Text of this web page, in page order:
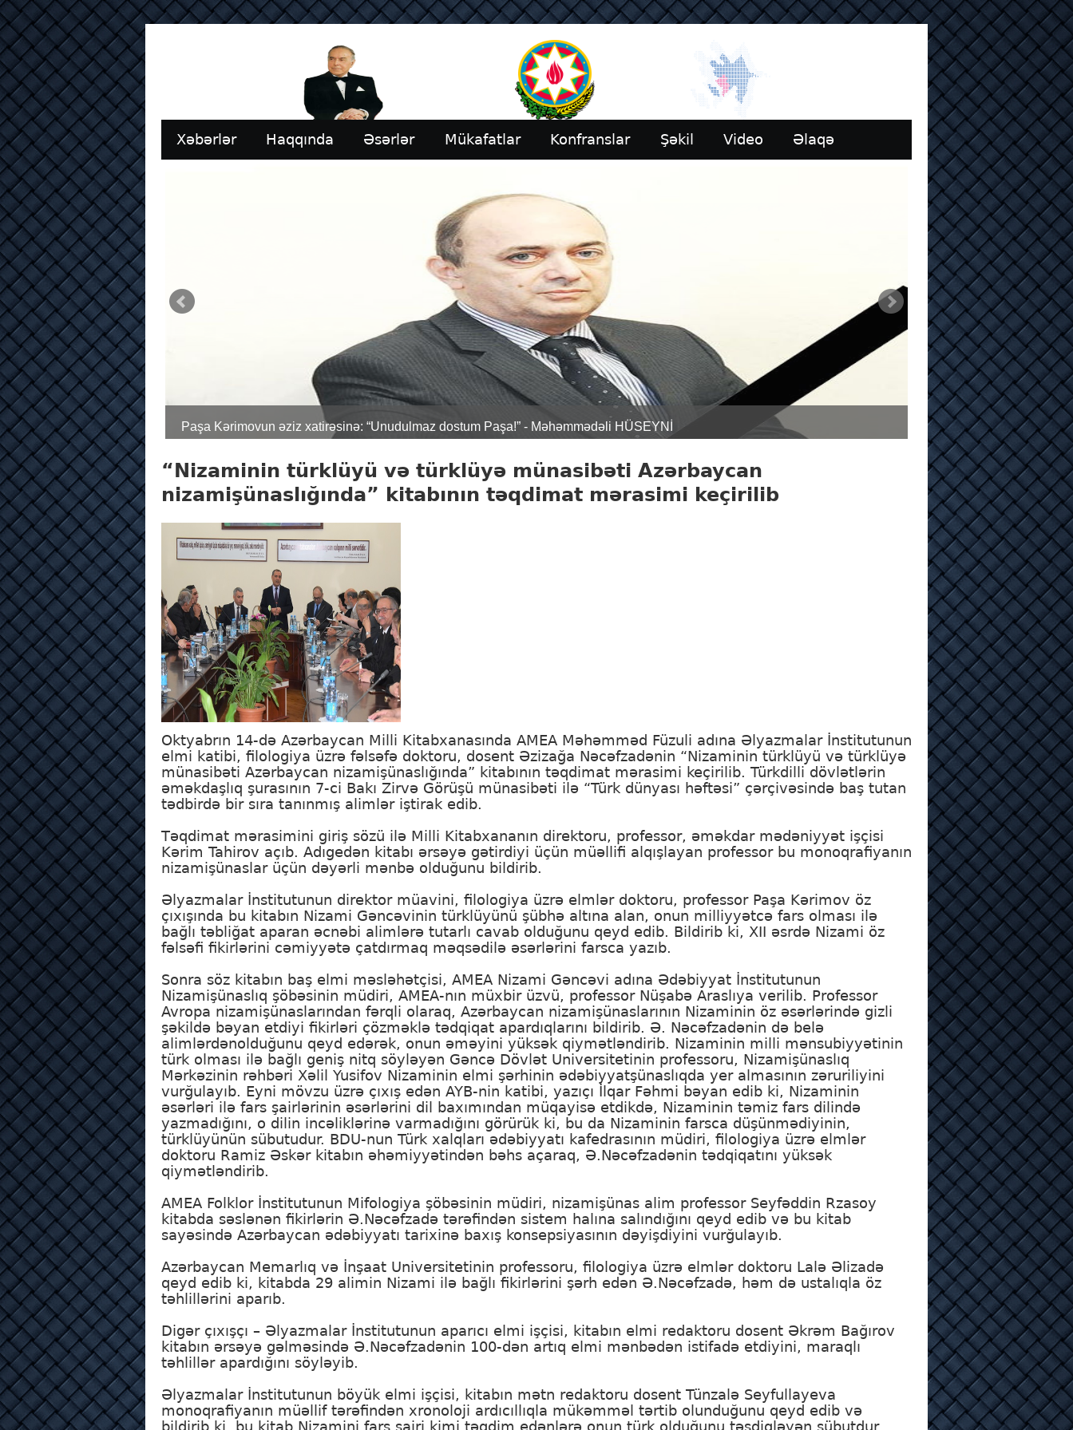
Xəbərlər Haqqında Əsərlər Mükafatlar Konfranslar Şəkil Video Əlaqə
Paşa Kərimovun əziz xatirəsinə: “Unudulmaz dostum Paşa!” - Məhəmmədəli HÜSEYNİ
“Nizaminin türklüyü və türklüyə münasibəti Azərbaycan
nizamişünaslığında” kitabının təqdimat mərasimi keçirilib
Oktyabrın 14-də Azərbaycan Milli Kitabxanasında AMEA Məhəmməd Füzuli adına Əlyazmalar İnstitutunun
elmi katibi, filologiya üzrə fəlsəfə doktoru, dosent Əzizağa Nəcəfzadənin “Nizaminin türklüyü və türklüyə
münasibəti Azərbaycan nizamişünaslığında” kitabının təqdimat mərasimi keçirilib. Türkdilli dövlətlərin
əməkdaşlıq şurasının 7-ci Bakı Zirvə Görüşü münasibəti ilə “Türk dünyası həftəsi” çərçivəsində baş tutan
tədbirdə bir sıra tanınmış alimlər iştirak edib.
Təqdimat mərasimini giriş sözü ilə Milli Kitabxananın direktoru, professor, əməkdar mədəniyyət işçisi
Kərim Tahirov açıb. Adıgedən kitabı ərsəyə gətirdiyi üçün müəllifi alqışlayan professor bu monoqrafiyanın
nizamişünaslar üçün dəyərli mənbə olduğunu bildirib.
Əlyazmalar İnstitutunun direktor müavini, filologiya üzrə elmlər doktoru, professor Paşa Kərimov öz
çıxışında bu kitabın Nizami Gəncəvinin türklüyünü şübhə altına alan, onun milliyyətcə fars olması ilə
bağlı təbliğat aparan əcnəbi alimlərə tutarlı cavab olduğunu qeyd edib. Bildirib ki, XII əsrdə Nizami öz
fəlsəfi fikirlərini cəmiyyətə çatdırmaq məqsədilə əsərlərini farsca yazıb.
Sonra söz kitabın baş elmi məsləhətçisi, AMEA Nizami Gəncəvi adına Ədəbiyyat İnstitutunun
Nizamişünaslıq şöbəsinin müdiri, AMEA-nın müxbir üzvü, professor Nüşabə Araslıya verilib. Professor
Avropa nizamişünaslarından fərqli olaraq, Azərbaycan nizamişünaslarının Nizaminin öz əsərlərində gizli
şəkildə bəyan etdiyi fikirləri çözməklə tədqiqat apardıqlarını bildirib. Ə. Nəcəfzadənin də belə
alimlərdənolduğunu qeyd edərək, onun əməyini yüksək qiymətləndirib. Nizaminin milli mənsubiyyətinin
türk olması ilə bağlı geniş nitq söyləyən Gəncə Dövlət Universitetinin professoru, Nizamişünaslıq
Mərkəzinin rəhbəri Xəlil Yusifov Nizaminin elmi şərhinin ədəbiyyatşünaslıqda yer almasının zəruriliyini
vurğulayıb. Eyni mövzu üzrə çıxış edən AYB-nin katibi, yazıçı İlqar Fəhmi bəyan edib ki, Nizaminin
əsərləri ilə fars şairlərinin əsərlərini dil baxımından müqayisə etdikdə, Nizaminin təmiz fars dilində
yazmadığını, o dilin incəliklərinə varmadığını görürük ki, bu da Nizaminin farsca düşünmədiyinin,
türklüyünün sübutudur. BDU-nun Türk xalqları ədəbiyyatı kafedrasının müdiri, filologiya üzrə elmlər
doktoru Ramiz Əskər kitabın əhəmiyyətindən bəhs açaraq, Ə.Nəcəfzadənin tədqiqatını yüksək
qiymətləndirib.
AMEA Folklor İnstitutunun Mifologiya şöbəsinin müdiri, nizamişünas alim professor Seyfəddin Rzasoy
kitabda səslənən fikirlərin Ə.Nəcəfzadə tərəfindən sistem halına salındığını qeyd edib və bu kitab
sayəsində Azərbaycan ədəbiyyatı tarixinə baxış konsepsiyasının dəyişdiyini vurğulayıb.
Azərbaycan Memarlıq və İnşaat Universitetinin professoru, filologiya üzrə elmlər doktoru Lalə Əlizadə
qeyd edib ki, kitabda 29 alimin Nizami ilə bağlı fikirlərini şərh edən Ə.Nəcəfzadə, həm də ustalıqla öz
təhlillərini aparıb.
Digər çıxışçı – Əlyazmalar İnstitutunun aparıcı elmi işçisi, kitabın elmi redaktoru dosent Əkrəm Bağırov
kitabın ərsəyə gəlməsində Ə.Nəcəfzadənin 100-dən artıq elmi mənbədən istifadə etdiyini, maraqlı
təhlillər apardığını söyləyib.
Əlyazmalar İnstitutunun böyük elmi işçisi, kitabın mətn redaktoru dosent Tünzalə Seyfullayeva
monoqrafiyanın müəllif tərəfindən xronoloji ardıcıllıqla mükəmməl tərtib olunduğunu qeyd edib və
bildirib ki, bu kitab Nizamini fars şairi kimi təqdim edənlərə onun türk olduğunu təsdiqləyən sübutdur.